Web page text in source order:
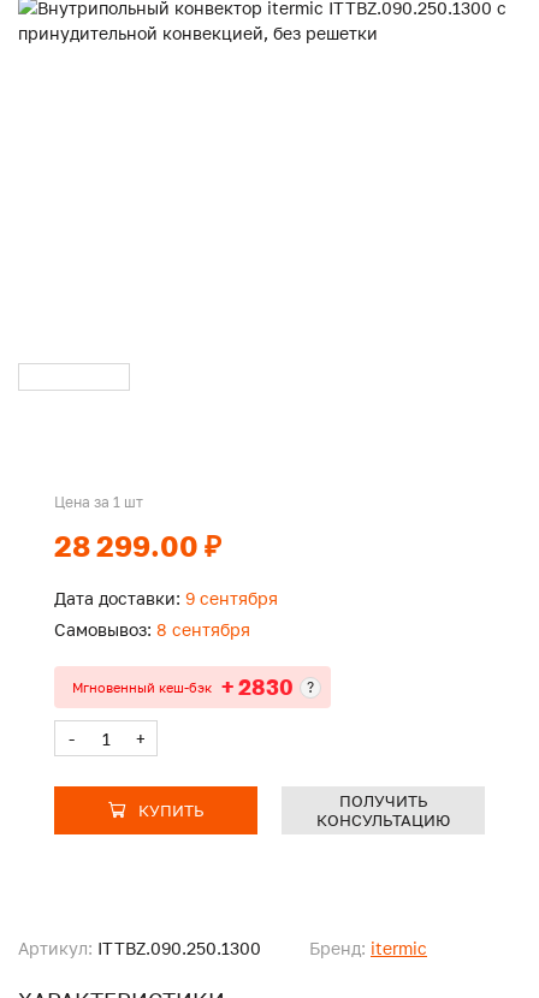
Артикул: ITTBZ.090.250.1300 Бренд: itermic
Цена за 1 шт
28 299.00 ₽
Дата доставки: 9 сентября
Самовывоз: 8 сентября
Мгновенный кеш-бэк + 2830 ?
- +
КУПИТЬ
ПОЛУЧИТЬ
КОНСУЛЬТАЦИЮ